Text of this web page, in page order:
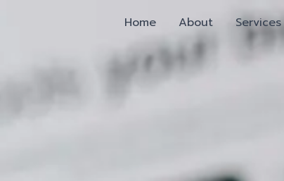
Home About Services